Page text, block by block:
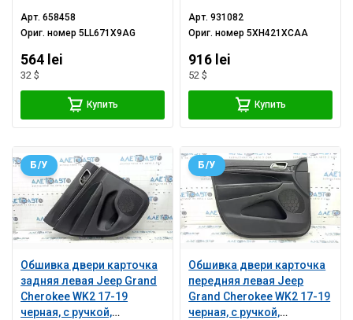
подлокотника, молдинг
под дерево структура, с
ручкой, вмятины,
царапины, побелел
пластик
Арт.658458
Ориг. номер5LL671X9AG
564 lei
32 $
Купить
кожа черная с красной
строчкой, молдинг
темное дерево с хром,
царапины
Арт.931082
Ориг. номер5XH421XCAA
916 lei
52 $
Купить
Обшивка двери карточка
задняя левая Jeep Grand
Cherokee WK2 17-19
черная, с ручкой,
Б/У
Обшивка двери карточка
передняя левая Jeep
Grand Cherokee WK2 17-19
черная, с ручкой,
Б/У